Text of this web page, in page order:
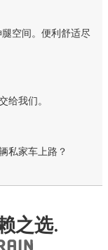
空间。便利舒适尽
给我们。
私家车上路？
之选.